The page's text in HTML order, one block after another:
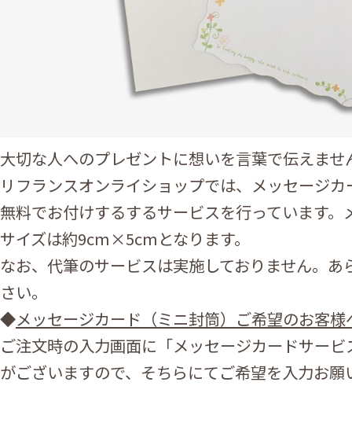
大切な人へのプレゼントに想いを言葉で伝えませ
リフランスオンライショップでは、メッセージ
無料でお付けするするサービスを行っています。
サイズは約9cm×5cmとなります。
なお、代筆のサービスは実施しておりません。あ
さい。
◆メッセージカード（ミニ封筒）ご希望のお客様
ご注文時の入力画面に「メッセージカードサー
がございますので、そちらにてご希望を入力お願